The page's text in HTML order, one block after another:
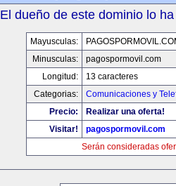
El dueño de este dominio lo
Mayusculas:
Minusculas:
pagospormovil.com
Longitud:
13 caracteres
Categorias:
Comunicaciones y
Precio:
Realizar una oferta!
Visitar!
pagospormovil.com
Serán consideradas